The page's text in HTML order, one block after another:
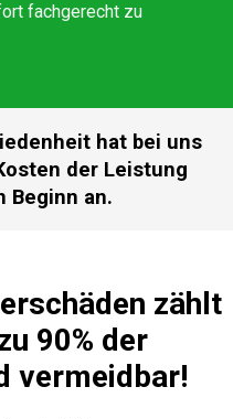
fachgerecht zu
hat bei uns
der Leistung
Beginn an.
zählt
90% der
vermeidbar!